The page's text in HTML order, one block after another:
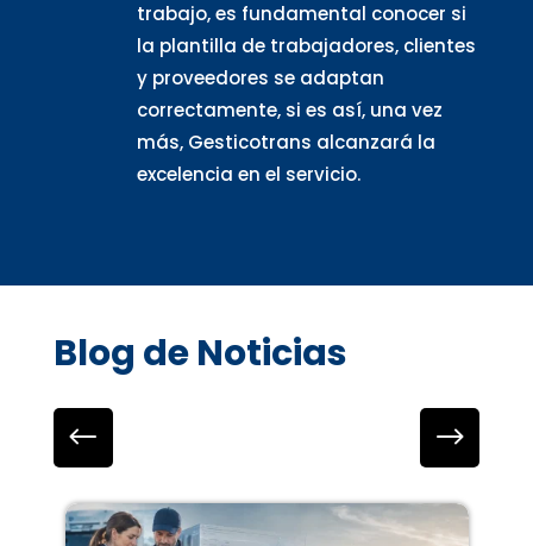
trabajo, es fundamental conocer si
la plantilla de trabajadores, clientes
y proveedores se adaptan
correctamente, si es así, una vez
más, Gesticotrans alcanzará la
excelencia en el servicio.
Blog de Noticias